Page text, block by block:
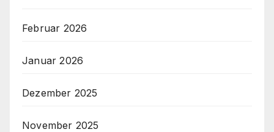
Februar 2026
Januar 2026
Dezember 2025
November 2025